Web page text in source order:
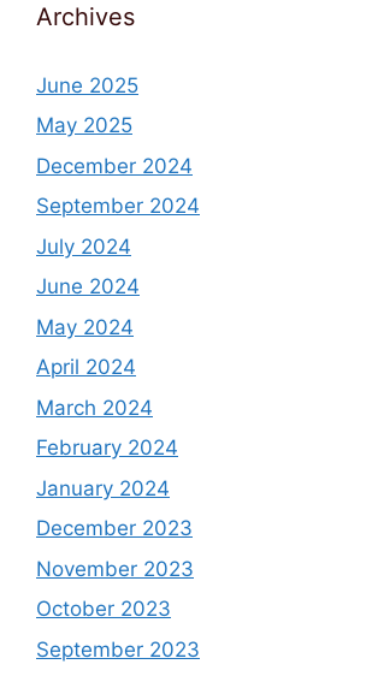
Archives
June 2025
May 2025
December 2024
September 2024
July 2024
June 2024
May 2024
April 2024
March 2024
February 2024
January 2024
December 2023
November 2023
October 2023
September 2023